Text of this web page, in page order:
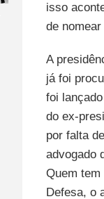
isso
de
A
já foi
foi
do ex-
por falta
advogado
Quem
Defesa, o